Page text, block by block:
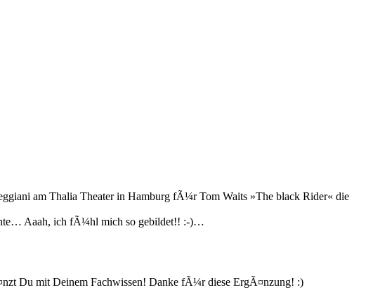
am Thalia Theater in Hamburg fÃ¼r Tom Waits »The black Rider« die
Aaah, ich fÃ¼hl mich so gebildet!! :-)…
Du mit Deinem Fachwissen! Danke fÃ¼r diese ErgÃ¤nzung! :)